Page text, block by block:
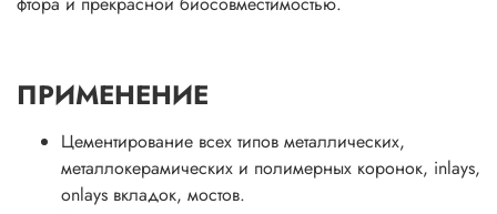
ПРИМЕНЕНИЕ
Цементирование всех типов металлических,
металлокерамических и полимерных коронок, inlays,
onlays вкладок, мостов.